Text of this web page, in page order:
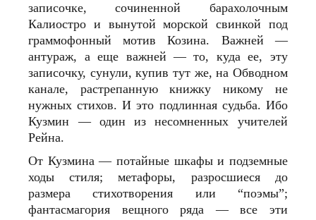
записочке, сочиненной барахолочным
Калиостро и вынутой морской свинкой под
граммофонный мотив Козина. Важней —
антураж, а еще важней — то, куда ее, эту
записочку, сунули, купив тут же, на Обводном
канале, растрепанную книжку никому не
нужных стихов. И это подлинная судьба. Ибо
Кузмин — один из несомненных учителей
Рейна.
От Кузмина — потайные шкафы и подземные
ходы стиля; метафоры, разросшиеся до
размера стихотворения или “поэмы”;
фантасмагория вещного ряда — все эти